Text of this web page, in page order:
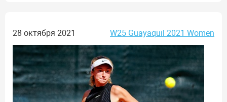
28 октября 2021 W25 Guayaquil 2021 Women